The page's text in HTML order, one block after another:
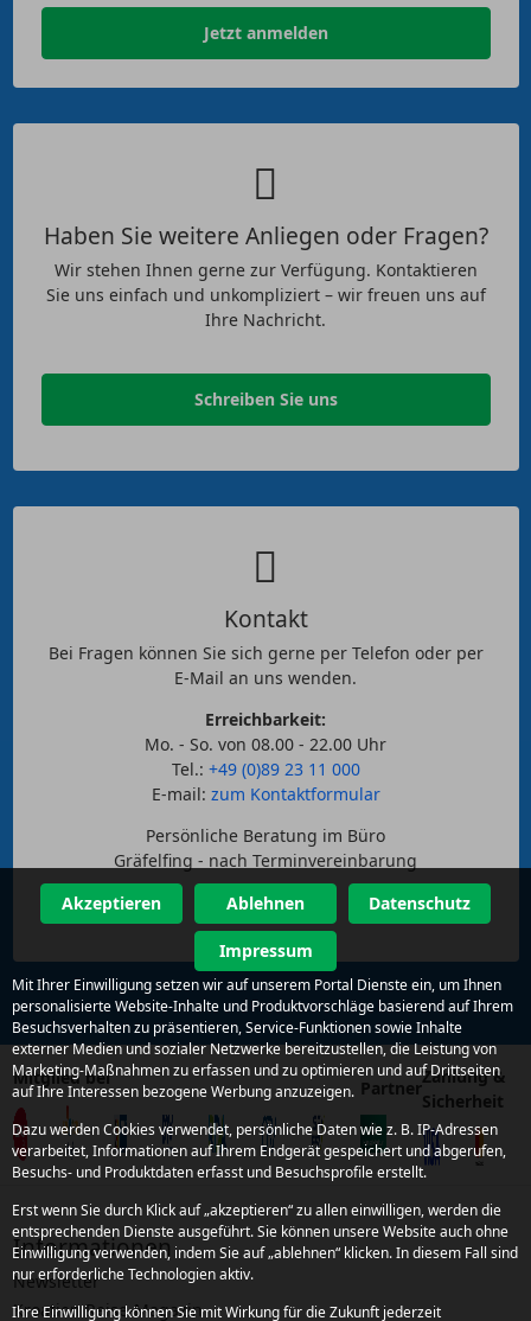
Jetzt anmelden
Haben Sie weitere Anliegen oder Fragen?
Wir stehen Ihnen gerne zur Verfügung. Kontaktieren
Sie uns einfach und unkompliziert – wir freuen uns auf
Ihre Nachricht.
Schreiben Sie uns
Kontakt
Bei Fragen können Sie sich gerne per Telefon oder per
E-Mail an uns wenden.
Erreichbarkeit:
Mo. - So. von 08.00 - 22.00 Uhr
Tel.: +49 (0)89 23 11 000
E-mail: zum Kontaktformular
Persönliche Beratung im Büro
Gräfelfing - nach Terminvereinbarung
Mitglied bei Partner
Zahlung &
Sicherheit
Informationen
Newsletter
Kroatien Reise-Magazin
Akzeptieren Ablehnen Datenschutz
Impressum
Mit Ihrer Einwilligung setzen wir auf unserem Portal Dienste ein, um Ihnen
personalisierte Website-Inhalte und Produktvorschläge basierend auf Ihrem
Besuchsverhalten zu präsentieren, Service-Funktionen sowie Inhalte
externer Medien und sozialer Netzwerke bereitzustellen, die Leistung von
Marketing-Maßnahmen zu erfassen und zu optimieren und auf Drittseiten
auf Ihre Interessen bezogene Werbung anzuzeigen.
Dazu werden Cookies verwendet, persönliche Daten wie z. B. IP-Adressen
verarbeitet, Informationen auf Ihrem Endgerät gespeichert und abgerufen,
Besuchs- und Produktdaten erfasst und Besuchsprofile erstellt.
Erst wenn Sie durch Klick auf „akzeptieren“ zu allen einwilligen, werden die
entsprechenden Dienste ausgeführt. Sie können unsere Website auch ohne
Einwilligung verwenden, indem Sie auf „ablehnen“ klicken. In diesem Fall sind
nur erforderliche Technologien aktiv.
Ihre Einwilligung können Sie mit Wirkung für die Zukunft jederzeit